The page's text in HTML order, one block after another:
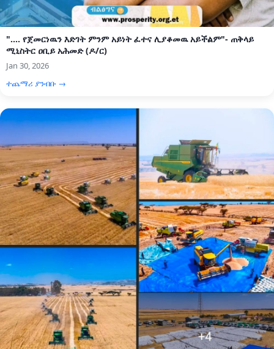
".... የጀመርነዉን እድገት ምንም አይነት ፈተና ሊያቆመዉ አይችልም"- ጠቅላይ
ሚኒስትር ዐቢይ አሕመድ (ዶ/ር)
Jan 30, 2026
ተጨማሪ ያንብቡ →